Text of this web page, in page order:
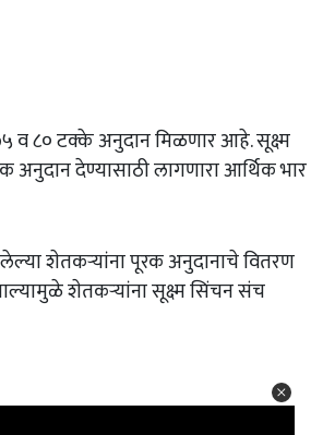
व ८० टक्के अनुदान मिळणार आहे. सूक्ष्म
अनुदान देण्यासाठी लागणारा आर्थिक भार
शेतकऱ्यांना पूरक अनुदानाचे वितरण
शेतकऱ्यांना सूक्ष्म सिंचन संच